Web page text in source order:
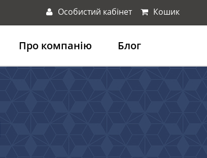
Особистий кабінет Кошик
Про компанію Блог